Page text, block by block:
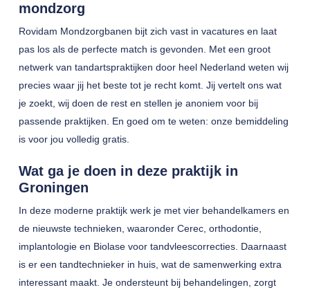
mondzorg
Rovidam Mondzorgbanen bijt zich vast in vacatures en laat
pas los als de perfecte match is gevonden. Met een groot
netwerk van tandartspraktijken door heel Nederland weten wij
precies waar jij het beste tot je recht komt. Jij vertelt ons wat
je zoekt, wij doen de rest en stellen je anoniem voor bij
passende praktijken. En goed om te weten: onze bemiddeling
is voor jou volledig gratis.
Wat ga je doen in deze praktijk in
Groningen
In deze moderne praktijk werk je met vier behandelkamers en
de nieuwste technieken, waaronder Cerec, orthodontie,
implantologie en Biolase voor tandvleescorrecties. Daarnaast
is er een tandtechnieker in huis, wat de samenwerking extra
interessant maakt. Je ondersteunt bij behandelingen, zorgt